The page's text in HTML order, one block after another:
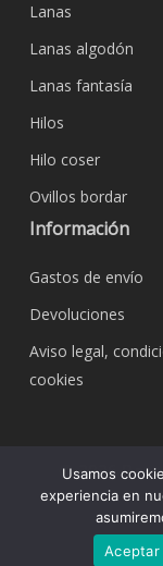
Lanas
Lanas algodón
Lanas fantasía
Hilos
Hilo coser
Ovillos bordar
Información
Gastos de envío
Devoluciones
Aviso legal,
cookies
© 2026
Usamos
experiencia en
Aceptar